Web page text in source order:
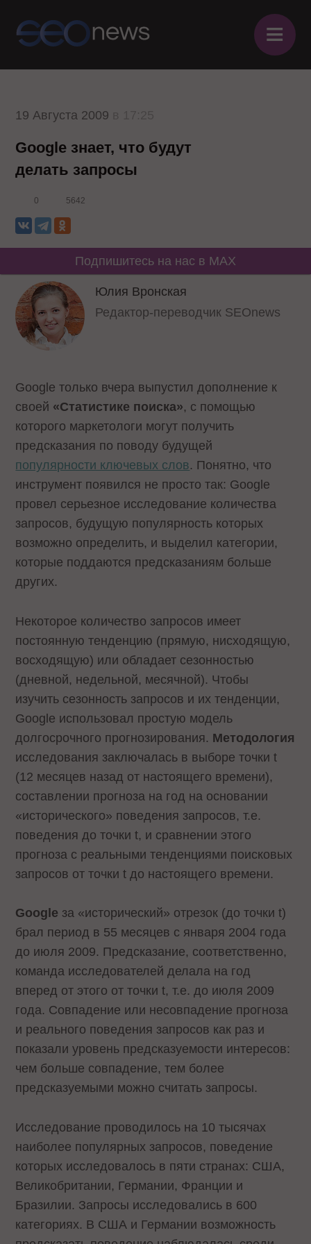
≡
19 Августа 2009
Google знает, что будут
делать запросы
0 5642
Подпишитесь на нас в MAX
Юлия Вронская
Редактор-переводчик SEOnews
Google только вчера выпустил дополнение к
своей «Статистике поиска», с помощью
которого маркетологи могут получить
предсказания по поводу будущей
популярности ключевых слов. Понятно, что
инструмент появился не просто так: Google
провел серьезное исследование количества
запросов, будущую популярность которых
возможно определить, и выделил категории,
которые поддаются предсказаниям больше
других.
Некоторое количество запросов имеет
постоянную тенденцию (прямую, нисходящую,
восходящую) или обладает сезонностью
(дневной, недельной, месячной). Чтобы
изучить сезонность запросов и их тенденции,
Google использовал простую модель
долгосрочного прогнозирования. Методология
исследования заключалась в выборе точки t
(12 месяцев назад от настоящего времени),
составлении прогноза на год на основании
«исторического» поведения запросов, т.е.
поведения до точки t, и сравнении этого
прогноза с реальными тенденциями поисковых
запросов от точки t до настоящего времени.
Google за «исторический» отрезок (до точки t)
брал период в 55 месяцев с января 2004 года
до июля 2009. Предсказание, соответственно,
команда исследователей делала на год
вперед от этого от точки t, т.е. до июля 2009
года. Совпадение или несовпадение прогноза
и реального поведения запросов как раз и
показали уровень предсказуемости интересов:
чем больше совпадение, тем более
предсказуемыми можно считать запросы.
Исследование проводилось на 10 тысячах
наиболее популярных запросов, поведение
которых исследовалось в пяти странах: США,
Великобритании, Германии, Франции и
Бразилии. Запросы исследовались в 600
категориях. В США и Германии возможность